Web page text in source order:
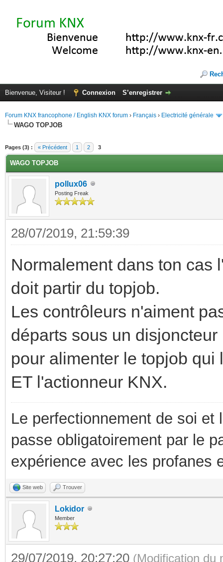
Bienvenue, Visiteur ! Connexion S’enregistrer
Forum KNX francophone / English KNX forum › Français › Electricité générale
WAGO TOPJOB
Pages (3) : « Précédent 1 2 3
WAGO TOPJOB
pollux06
Posting Freak
28/07/2019, 21:59:39
Normalement dans ton cas
doit partir du topjob.
Les contrôleurs n'aiment
départs sous un
pour alimenter le topjob
ET l'actionneur KNX.
Le perfectionnement de soi
passe obligatoirement par le
expérience avec les profanes
Site web Trouver
Lokidor
Member
29/07/2019, 20:27:20 (Modification du